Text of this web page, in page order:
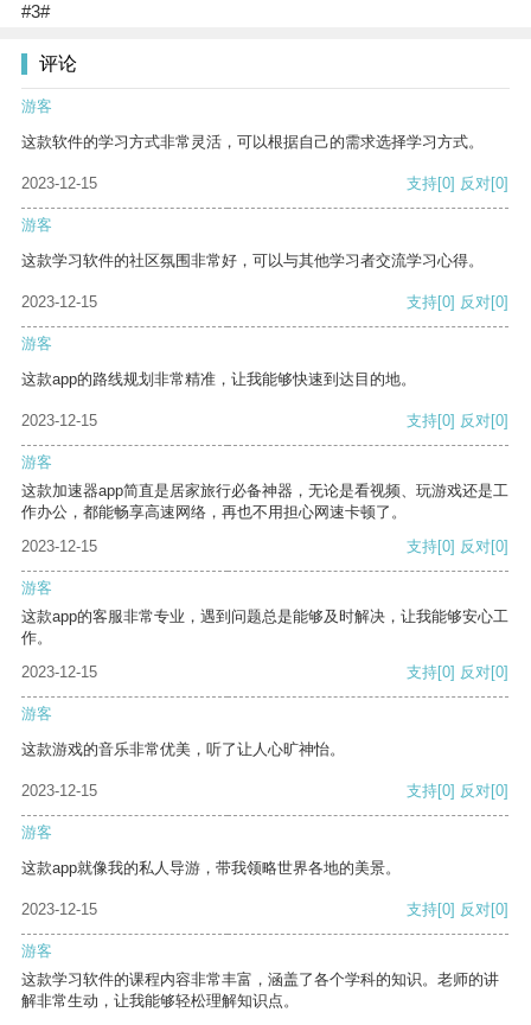
#3#
评论
游客
这款软件的学习方式非常灵活，可以根据自己的需求选择学习方式。
2023-12-15 支持[0] 反对[0]
游客
这款学习软件的社区氛围非常好，可以与其他学习者交流学习心得。
2023-12-15 支持[0] 反对[0]
游客
这款app的路线规划非常精准，让我能够快速到达目的地。
2023-12-15 支持[0] 反对[0]
游客
这款加速器app简直是居家旅行必备神器，无论是看视频、玩游戏还是工
作办公，都能畅享高速网络，再也不用担心网速卡顿了。
2023-12-15
支持[0] 反对[0]
游客
这款app的客服非常专业，遇到问题总是能够及时解决，让我能够安心工
作。
2023-12-15
支持[0] 反对[0]
游客
这款游戏的音乐非常优美，听了让人心旷神怡。
2023-12-15 支持[0] 反对[0]
游客
这款app就像我的私人导游，带我领略世界各地的美景。
2023-12-15 支持[0] 反对[0]
游客
这款学习软件的课程内容非常丰富，涵盖了各个学科的知识。老师的讲
解非常生动，让我能够轻松理解知识点。